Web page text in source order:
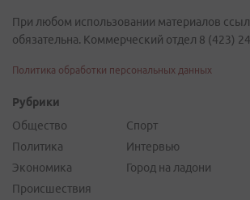
При любом использовании материалов
обязательна. Коммерческий отдел 8 (423)
Политика обработки персональных данных
Рубрики
Общество
Политика
Экономика
Происшествия
Спорт
Интервью
Город на ладони